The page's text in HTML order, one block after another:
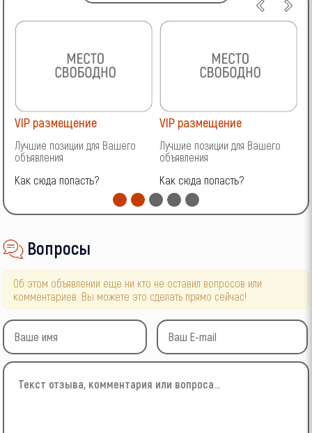
VIP размещение
Лучшие позиции для Вашего
объявления
Как сюда попасть?
VIP размещение
Лучшие позиции для Вашего
объявления
Как сюда попасть?
Вопросы
Об этом объявлении еще ни кто не оставил вопросов или
комментариев. Вы можете это сделать прямо сейчас!